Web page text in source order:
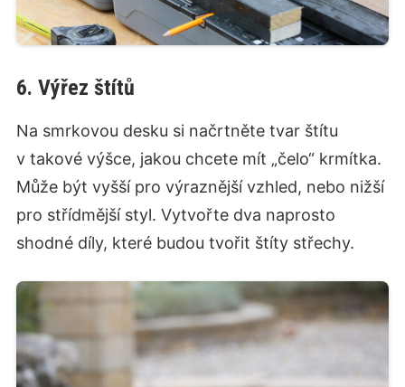
6. Výřez štítů
Na smrkovou desku si načrtněte tvar štítu
v takové výšce, jakou chcete mít „čelo“ krmítka.
Může být vyšší pro výraznější vzhled, nebo nižší
pro střídmější styl. Vytvořte dva naprosto
shodné díly, které budou tvořit štíty střechy.